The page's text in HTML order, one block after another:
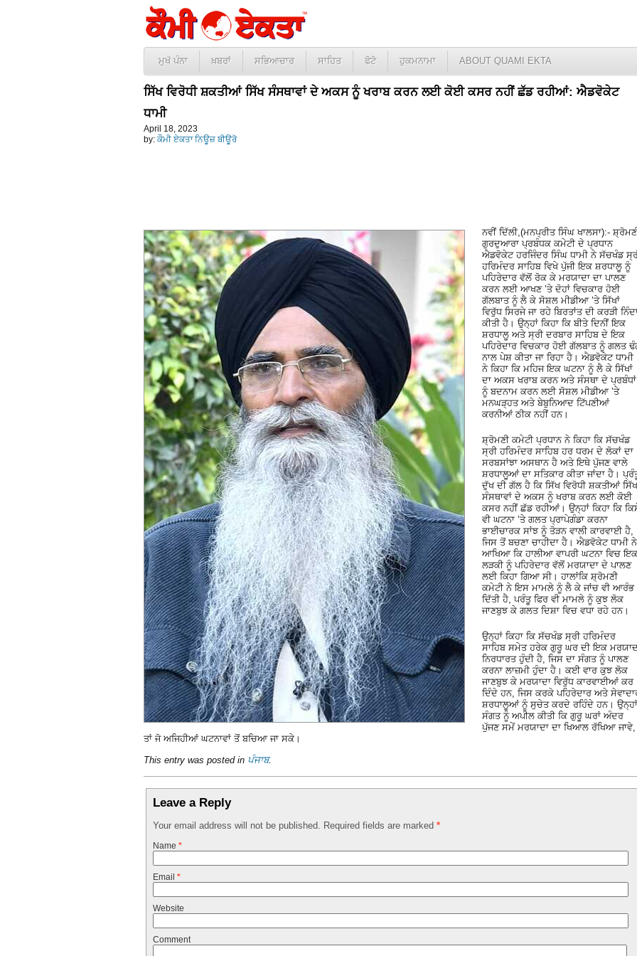
ਮੁਖੱ ਪੰਨਾ ਖ਼ਬਰਾਂ ਸਭਿਆਚਾਰ ਸਾਹਿਤ ਫੋਟੋ ਹੁਕਮਨਾਮਾ ABOUT QUAMI EKTA
ਸਿੱਖ ਵਿਰੋਧੀ ਸ਼ਕਤੀਆਂ ਸਿੱਖ ਸੰਸਥਾਵਾਂ ਦੇ ਅਕਸ ਨੂੰ ਖਰਾਬ ਕਰਨ ਲਈ ਕੋਈ ਕਸਰ ਨਹੀਂ ਛੱਡ ਰਹੀਆਂ: ਐਡਵੋਕੇਟ
ਧਾਮੀ
April 18, 2023
by: ਕੌਮੀ ਏਕਤਾ ਨਿਊਜ਼ ਬੀਊਰੋ
ਨਵੀਂ ਦਿੱਲੀ,(ਮਨਪ੍ਰੀਤ ਸਿੰਘ ਖਾਲਸਾ):-
ਗੁਰਦੁਆਰਾ ਪ੍ਰਬੰਧਕ ਕਮੇਟੀ ਦੇ ਪ੍ਰਧਾਨ
ਐਡਵੋਕੇਟ ਹਰਜਿੰਦਰ ਸਿੰਘ ਧਾਮੀ ਨੇ ਸੱਚਖੰਡ
ਹਰਿਮੰਦਰ ਸਾਹਿਬ ਵਿਖੇ ਪੁੱਜੀ ਇਕ ਸ਼ਰਧਾਲੂ ਨੂੰ
ਪਹਿਰੇਦਾਰ ਵੱਲੋਂ ਰੋਕ ਕੇ ਮਰਯਾਦਾ ਦਾ ਪਾਲਣ
ਕਰਨ ਲਈ ਆਖਣ ’ਤੇ ਦੋਹਾਂ ਵਿਚਕਾਰ ਹੋਈ
ਗੱਲਬਾਤ ਨੂੰ ਲੈ ਕੇ ਸੋਸ਼ਲ ਮੀਡੀਆ ’ਤੇ ਸਿੱਖਾਂ
ਵਿਰੁੱਧ ਸਿਰਜੇ ਜਾ ਰਹੇ ਬਿਰਤਾਂਤ ਦੀ ਕਰੜੀ
ਕੀਤੀ ਹੈ। ਉਨ੍ਹਾਂ ਕਿਹਾ ਕਿ ਬੀਤੇ ਦਿਨੀਂ ਇਕ
ਸ਼ਰਧਾਲੂ ਅਤੇ ਸ੍ਰੀ ਦਰਬਾਰ ਸਾਹਿਬ ਦੇ ਇਕ
ਪਹਿਰੇਦਾਰ ਵਿਚਕਾਰ ਹੋਈ ਗੱਲਬਾਤ ਨੂੰ ਗਲਤ
ਨਾਲ ਪੇਸ਼ ਕੀਤਾ ਜਾ ਰਿਹਾ ਹੈ। ਐਡਵੋਕੇਟ ਧਾਮੀ
ਨੇ ਕਿਹਾ ਕਿ ਮਹਿਜ ਇਕ ਘਟਨਾ ਨੂੰ ਲੈ ਕੇ ਸਿੱਖਾਂ
ਦਾ ਅਕਸ ਖਰਾਬ ਕਰਨ ਅਤੇ ਸੰਸਥਾ ਦੇ ਪ੍ਰਬੰਧਾਂ
ਨੂੰ ਬਦਨਾਮ ਕਰਨ ਲਈ ਸੋਸ਼ਲ ਮੀਡੀਆ ’ਤੇ
ਮਨਘੜ੍ਹਤ ਅਤੇ ਬੇਬੁਨਿਆਦ ਟਿੱਪਣੀਆਂ
ਕਰਨੀਆਂ ਠੀਕ ਨਹੀਂ ਹਨ।
ਸ਼੍ਰੋਮਣੀ ਕਮੇਟੀ ਪ੍ਰਧਾਨ ਨੇ ਕਿਹਾ ਕਿ ਸੱਚਖੰਡ
ਸ੍ਰੀ ਹਰਿਮੰਦਰ ਸਾਹਿਬ ਹਰ ਧਰਮ ਦੇ ਲੋਕਾਂ ਦਾ
ਸਰਬਸਾਂਝਾ ਅਸਥਾਨ ਹੈ ਅਤੇ ਇਥੇ ਪੁੱਜਣ ਵਾਲੇ
ਸ਼ਰਧਾਲੂਆਂ ਦਾ ਸਤਿਕਾਰ ਕੀਤਾ ਜਾਂਦਾ ਹੈ।
ਦੁੱਖ ਦੀ ਗੱਲ ਹੈ ਕਿ ਸਿੱਖ ਵਿਰੋਧੀ ਸ਼ਕਤੀਆਂ ਸਿੱਖ
ਸੰਸਥਾਵਾਂ ਦੇ ਅਕਸ ਨੂੰ ਖਰਾਬ ਕਰਨ ਲਈ ਕੋਈ
ਕਸਰ ਨਹੀਂ ਛੱਡ ਰਹੀਆਂ। ਉਨ੍ਹਾਂ ਕਿਹਾ ਕਿ
ਵੀ ਘਟਨਾ ’ਤੇ ਗਲਤ ਪ੍ਰਾਪੇਗੰਡਾ ਕਰਨਾ
ਭਾਈਚਾਰਕ ਸਾਂਝ ਨੂੰ ਤੋੜਨ ਵਾਲੀ ਕਾਰਵਾਈ ਹੈ,
ਜਿਸ ਤੋਂ ਬਚਣਾ ਚਾਹੀਦਾ ਹੈ। ਐਡਵੋਕੇਟ ਧਾਮੀ ਨੇ
ਆਖਿਆ ਕਿ ਹਾਲੀਆ ਵਾਪਰੀ ਘਟਨਾ ਵਿਚ ਇਕ
ਲੜਕੀ ਨੂੰ ਪਹਿਰੇਦਾਰ ਵੱਲੋਂ ਮਰਯਾਦਾ ਦੇ ਪਾਲਣ
ਲਈ ਕਿਹਾ ਗਿਆ ਸੀ। ਹਾਲਾਂਕਿ ਸ਼੍ਰੋਮਣੀ
ਕਮੇਟੀ ਨੇ ਇਸ ਮਾਮਲੇ ਨੂੰ ਲੈ ਕੇ ਜਾਂਚ ਵੀ ਆਰੰਭ
ਦਿੱਤੀ ਹੈ, ਪਰੰਤੂ ਫਿਰ ਵੀ ਮਾਮਲੇ ਨੂੰ ਕੁਝ ਲੋਕ
ਜਾਣਬੁਝ ਕੇ ਗਲਤ ਦਿਸ਼ਾ ਵਿਚ ਵਧਾ ਰਹੇ ਹਨ।
ਉਨ੍ਹਾਂ ਕਿਹਾ ਕਿ ਸੱਚਖੰਡ ਸ੍ਰੀ ਹਰਿਮੰਦਰ
ਸਾਹਿਬ ਸਮੇਤ ਹਰੇਕ ਗੁਰੂ ਘਰ ਦੀ ਇਕ
ਨਿਰਧਾਰਤ ਹੁੰਦੀ ਹੈ, ਜਿਸ ਦਾ ਸੰਗਤ ਨੂੰ ਪਾਲਣ
ਕਰਨਾ ਲਾਜ਼ਮੀ ਹੁੰਦਾ ਹੈ। ਕਈ ਵਾਰ ਕੁਝ ਲੋਕ
ਜਾਣਬੁਝ ਕੇ ਮਰਯਾਦਾ ਵਿਰੁੱਧ ਕਾਰਵਾਈਆਂ ਕਰ
ਦਿੰਦੇ ਹਨ, ਜਿਸ ਕਰਕੇ ਪਹਿਰੇਦਾਰ ਅਤੇ
ਸ਼ਰਧਾਲੂਆਂ ਨੂੰ ਸੁਚੇਤ ਕਰਦੇ ਰਹਿੰਦੇ ਹਨ। ਉਨ੍ਹਾਂ
ਸੰਗਤ ਨੂੰ ਅਪੀਲ ਕੀਤੀ ਕਿ ਗੁਰੂ ਘਰਾਂ ਅੰਦਰ
ਪੁੱਜਣ ਸਮੇਂ ਮਰਯਾਦਾ ਦਾ ਖਿਆਲ ਰੱਖਿਆ ਜਾਵੇ,
ਤਾਂ ਜੋ ਅਜਿਹੀਆਂ ਘਟਨਾਵਾਂ ਤੋਂ ਬਚਿਆ ਜਾ ਸਕੇ।
This entry was posted in ਪੰਜਾਬ.
Leave a Reply
Your email address will not be published. Required fields are marked *
Name *
Email *
Website
Comment